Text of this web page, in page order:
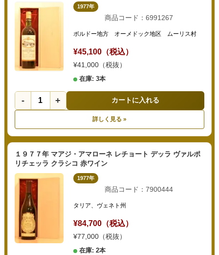
1977年
商品コード：6991267
ボルドー地方 オーメドック地区 ムーリス村
¥45,100（税込）
¥41,000（税抜）
在庫: 3本
- + カートに入れる
詳しく見る »
１９７７年 マアジ・アマローネ レチョート デッラ ヴァルポ
リチェッラ クラシコ 赤ワイン
1977年
商品コード：7900444
タリア、ヴェネト州
¥84,700（税込）
¥77,000（税抜）
在庫: 2本